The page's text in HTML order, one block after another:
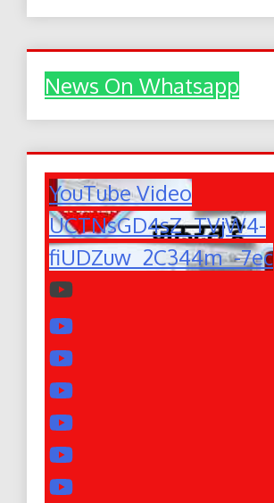
News On Whatsapp
YouTube Video
UCTNsGD4sZ_TVjW4-
fiUDZuw_2C344m_-7ec